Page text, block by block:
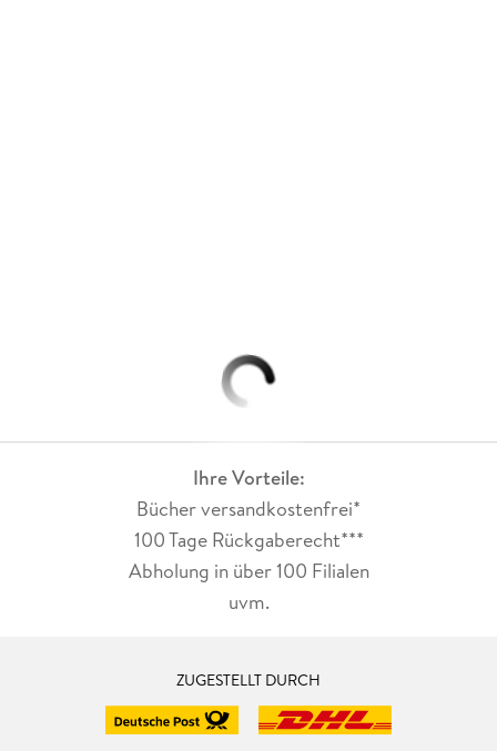
Ihre Vorteile:
Bücher versandkostenfrei*
100 Tage Rückgaberecht***
Abholung in über 100 Filialen
uvm.
ZUGESTELLT DURCH